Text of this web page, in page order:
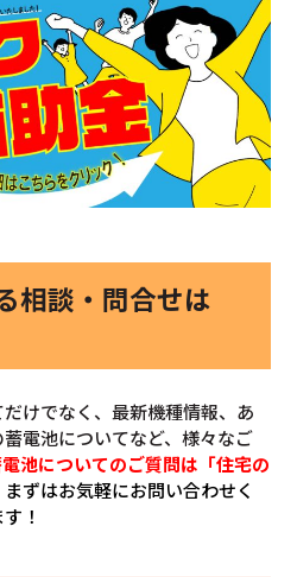
相談・問合せは
だけでなく、最新機種情報、あ
電池についてなど、様々なご
池についてのご質問は「住宅の
まずはお気軽にお問い合わせく
！